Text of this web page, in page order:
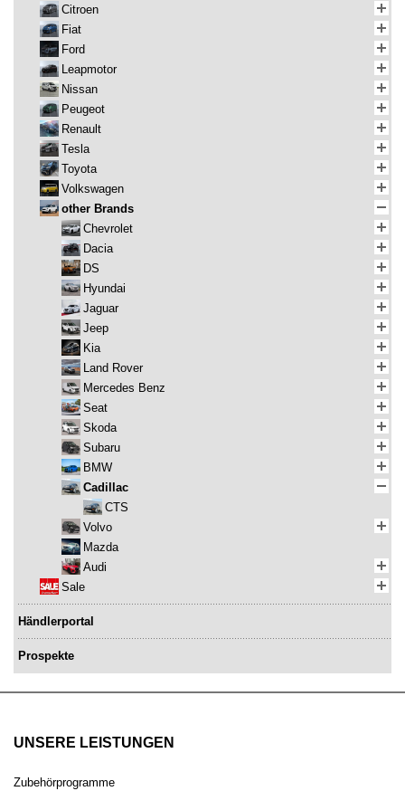
Citroen
Fiat
Ford
Leapmotor
Nissan
Peugeot
Renault
Tesla
Toyota
Volkswagen
other Brands
Chevrolet
Dacia
DS
Hyundai
Jaguar
Jeep
Kia
Land Rover
Mercedes Benz
Seat
Skoda
Subaru
BMW
Cadillac
CTS
Volvo
Mazda
Audi
Sale
Händlerportal
Prospekte
UNSERE LEISTUNGEN
Zubehörprogramme